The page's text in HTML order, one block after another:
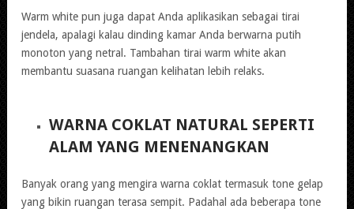
Warm white pun juga dapat Anda aplikasikan sebagai tirai
jendela, apalagi kalau dinding kamar Anda berwarna putih
monoton yang netral. Tambahan tirai warm white akan
membantu suasana ruangan kelihatan lebih relaks.
WARNA COKLAT NATURAL SEPERTI
ALAM YANG MENENANGKAN
Banyak orang yang mengira warna coklat termasuk tone gelap
yang bikin ruangan terasa sempit. Padahal ada beberapa tone